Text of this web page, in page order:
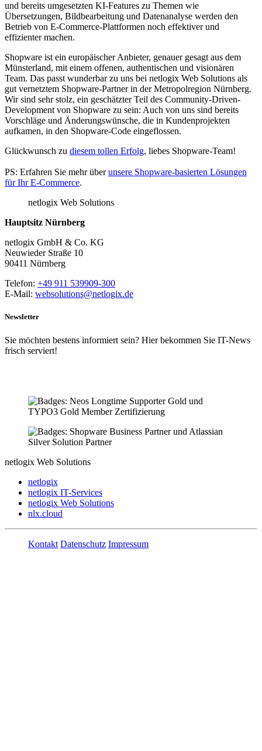
und bereits umgesetzten KI-Features zu Themen wie
Übersetzungen, Bildbearbeitung und Datenanalyse werden den
Betrieb von E-Commerce-Plattformen noch effektiver und
effizienter machen.
Shopware ist ein europäischer Anbieter, genauer gesagt aus dem
Münsterland, mit einem offenen, authentischen und visionären
Team. Das passt wunderbar zu uns bei netlogix Web Solutions als
gut vernetztem Shopware-Partner in der Metropolregion Nürnberg.
Wir sind sehr stolz, ein geschätzter Teil des Community-Driven-
Development von Shopware zu sein: Auch von uns sind bereits
Vorschläge und Änderungswünsche, die in Kundenprojekten
aufkamen, in den Shopware-Code eingeflossen.
Glückwunsch zu diesem tollen Erfolg, liebes Shopware-Team!
PS: Erfahren Sie mehr überunsere Shopware-basierten Lösungen
für Ihr E-Commerce.
netlogix Web Solutions
Hauptsitz Nürnberg
netlogix GmbH & Co. KG
Neuwieder Straße 10
90411 Nürnberg
Telefon: +49 911 539909-300
E-Mail: websolutions@netlogix.de
Newsletter
Sie möchten bestens informiert sein? Hier bekommen Sie IT-News
frisch serviert!
netlogix Web Solutions
netlogix
netlogix IT-Services
netlogix Web Solutions
nlx.cloud
Kontakt Datenschutz Impressum